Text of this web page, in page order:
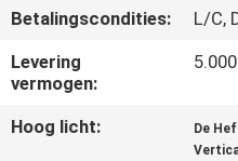
SITEMAP
PRIVACY
Betalingscondities:
L/C,
Levering
vermogen:
Hoog licht: De